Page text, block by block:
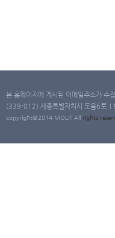
본 홈페이지에 게시된 이메일주소가 수
(339-012) 세종특별자치시 도움6로
copyright@2014 MOLIT All rights